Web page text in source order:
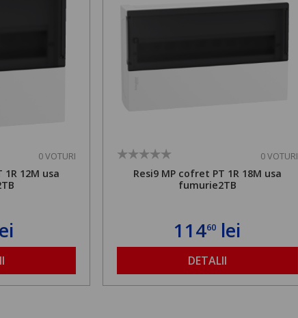
0 VOTURI
1R 12M usa
0 VOTURI
Resi9 MP cofret PT 1R 18M usa
fumurie2TB
11460 lei
DETALII